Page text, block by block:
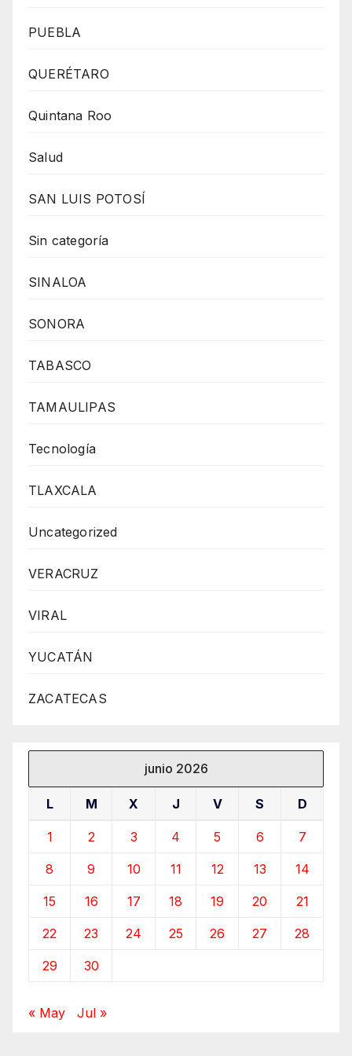
PUEBLA
QUERÉTARO
Quintana Roo
Salud
SAN LUIS POTOSÍ
Sin categoría
SINALOA
SONORA
TABASCO
TAMAULIPAS
Tecnología
TLAXCALA
Uncategorized
VERACRUZ
VIRAL
YUCATÁN
ZACATECAS
junio 2026
L M X J V S D
1 2 3 4 5 6 7
8 9 10 11 12 13 14
15 16 17 18 19 20 21
22 23 24 25 26 27 28
29 30
« May Jul »